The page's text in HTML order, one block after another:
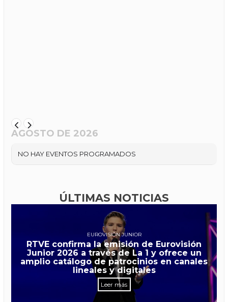
AGOSTO DE 2026
NO HAY EVENTOS PROGRAMADOS
ÚLTIMAS NOTICIAS
EUROVISIÓN JUNIOR
RTVE confirma la emisión de Eurovisión
Junior 2026 a través de La 1 y ofrece un
amplio catálogo de patrocinios en canales
lineales y digitales
Leer más